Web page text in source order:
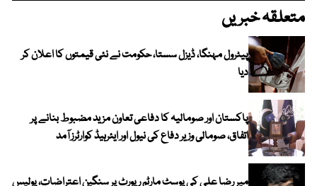
متعلقہ خبریں
پیٹرول مہنگا، ڈیزل سستا، حکومت نے نئی قیمتوں کا اعلان کر
دیا
پاکستان اور صومالیہ کا دفاعی تعاون مزید مضبوط بنانے پر
اتفاق، صومالی وزیر دفاع کی نیول اور ایئرہیڈ کوارٹرز آمد
میر رضا علی کی پوسٹ مارٹم رپورٹ پر سنگین اعتراضات، پولیس